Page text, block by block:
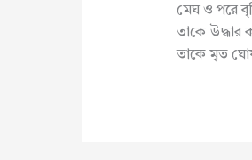
মেঘ ও পরে
তাকে উদ্ধার
তাকে মৃত